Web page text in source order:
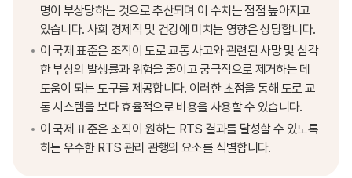
명이 부상당하는 것으로 추산되며 이 수치는 점점 높아지고
있습니다. 사회 경제적 및 건강에 미치는 영향은 상당합니다.
이 국제 표준은 조직이 도로 교통 사고와 관련된 사망 및 심각
한 부상의 발생률과 위험을 줄이고 궁극적으로 제거하는 데
도움이 되는 도구를 제공합니다. 이러한 초점을 통해 도로 교
통 시스템을 보다 효율적으로 비용을 사용할 수 있습니다.
이 국제 표준은 조직이 원하는 RTS 결과를 달성할 수 있도록
하는 우수한 RTS 관리 관행의 요소를 식별합니다.